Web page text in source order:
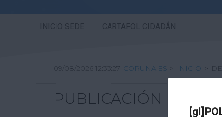
INICIO SEDE CARTAFOL CIDADÁN
09/08/2026 12:33:27 CORUNA.ES > INICIO >
PUBLICACIÓN DE